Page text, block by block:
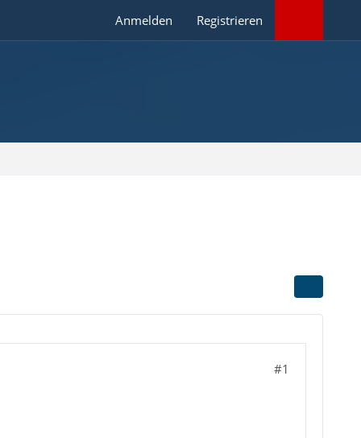
Anmelden Registrieren
#1